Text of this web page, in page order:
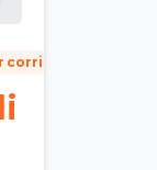
corrispondenza